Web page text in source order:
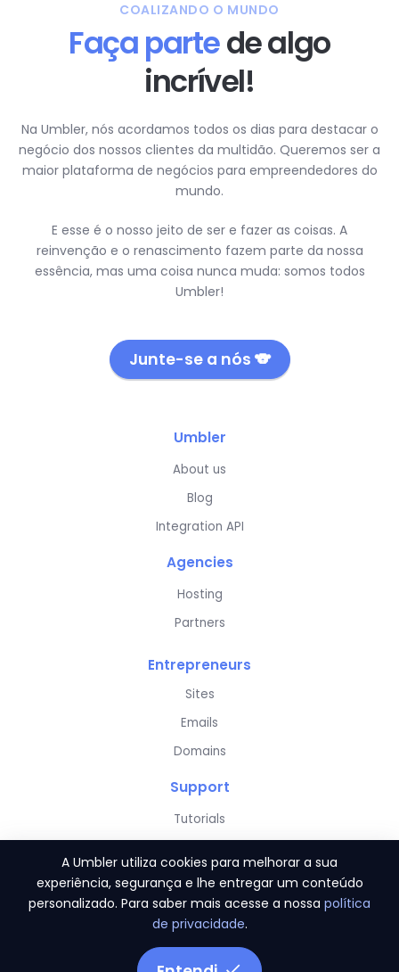
COALIZANDO O MUNDO
Faça partede algo
incrível!
Na Umbler, nós acordamos todos os dias para destacar o
negócio dos nossos clientes da multidão. Queremos ser a
maior plataforma de negócios para empreendedores do
mundo.
E esse é o nosso jeito de ser e fazer as coisas. A
reinvenção e o renascimento fazem parte da nossa
essência, mas uma coisa nunca muda: somos todos
Umbler!
Junte-se a nós 🐨
Umbler
About us
Blog
Integration API
Agencies
Hosting
Partners
Entrepreneurs
Sites
Emails
Domains
Support
Tutorials
Server Status
A Umbler utiliza cookies para melhorar a sua
experiência, segurança e lhe entregar um conteúdo
personalizado. Para saber mais acesse a nossa política
de privacidade.